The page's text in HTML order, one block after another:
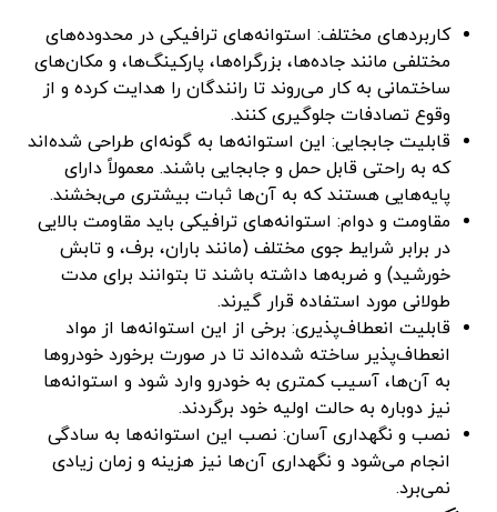
کاربردهای مختلف: استوانه‌های ترافیکی در محدوده‌های
مختلفی مانند جاده‌ها، بزرگراه‌ها، پارکینگ‌ها، و مکان‌های
ساختمانی به کار می‌روند تا رانندگان را هدایت کرده و از
وقوع تصادفات جلوگیری کنند.
قابلیت جابجایی: این استوانه‌ها به گونه‌ای طراحی شده‌اند
که به راحتی قابل حمل و جابجایی باشند. معمولاً دارای
پایه‌هایی هستند که به آن‌ها ثبات بیشتری می‌بخشند.
مقاومت و دوام: استوانه‌های ترافیکی باید مقاومت بالایی
در برابر شرایط جوی مختلف (مانند باران، برف، و تابش
خورشید) و ضربه‌ها داشته باشند تا بتوانند برای مدت
طولانی مورد استفاده قرار گیرند.
قابلیت انعطاف‌پذیری: برخی از این استوانه‌ها از مواد
انعطاف‌پذیر ساخته شده‌اند تا در صورت برخورد خودروها
به آن‌ها، آسیب کمتری به خودرو وارد شود و استوانه‌ها
نیز دوباره به حالت اولیه خود برگردند.
نصب و نگهداری آسان: نصب این استوانه‌ها به سادگی
انجام می‌شود و نگهداری آن‌ها نیز هزینه و زمان زیادی
نمی‌برد.